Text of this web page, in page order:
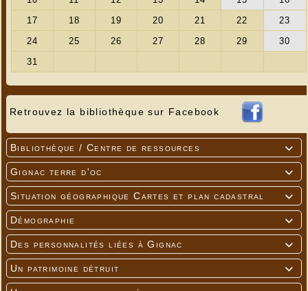
Retrouvez la bibliothèque sur Facebook

Bibliothèque / Centre de ressources

Gignac terre d'oc

Situation géographique Cartes et plan cadastral

Démographie

Des personnalités liées à Gignac

Un patrimoine détruit